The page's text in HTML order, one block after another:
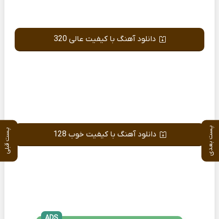
پست بعدی پست قبلی
دانلود آهنگ با کیفیت عالی 320
دانلود آهنگ با کیفیت خوب 128